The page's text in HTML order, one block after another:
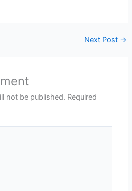
Next Post →
not be published. Required